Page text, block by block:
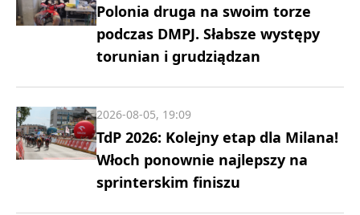
Polonia druga na swoim torze
podczas DMPJ. Słabsze występy
torunian i grudziądzan
TdP 2026: Kolejny etap dla Milana!
Włoch ponownie najlepszy na
sprinterskim finiszu
2026-08-05, 19:09